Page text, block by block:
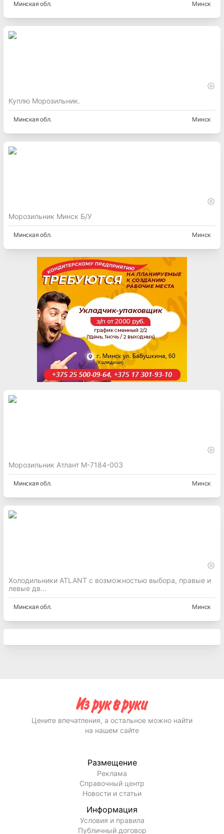
Минская обл. Минск
Куплю Морозильник.
Минская обл. Минск
Морозильник Минск Б/У
Минская обл. Минск
Морозильник Атлант М-7184-003
Минская обл. Минск
Холодильники ATLANT с возможностью выбора, правые и
левые дв...
Минская обл. Минск
Цените впечатления, а остальное можно найти
на нашем сайте
Размещение
Реклама
Справочный центр
Новости и статьи
Информация
Условия и правила
Публичный договор